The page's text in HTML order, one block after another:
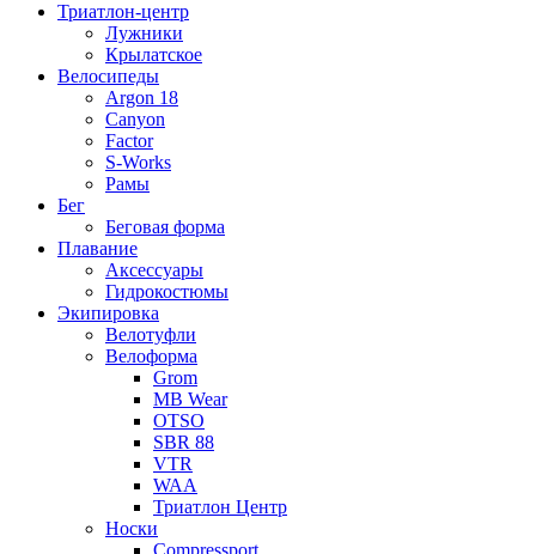
Триатлон-центр
Лужники
Крылатское
Велосипеды
Argon 18
Canyon
Factor
S-Works
Рамы
Бег
Беговая форма
Плавание
Аксессуары
Гидрокостюмы
Экипировка
Велотуфли
Велоформа
Grom
MB Wear
OTSO
SBR 88
VTR
WAA
Триатлон Центр
Носки
Compressport